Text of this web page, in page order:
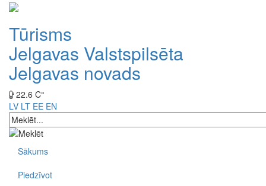
Tūrisms
Jelgavas Valstspilsēta
Jelgavas novads
22.6 C°
LV LT EE EN
Sākums
Piedzīvot